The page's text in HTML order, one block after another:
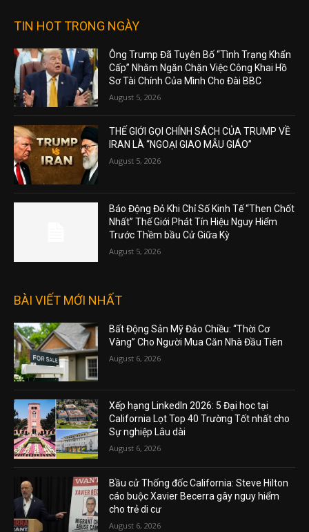
TIN HOT TRONG NGÀY
Ông Trump Đã Tuyên Bố “Tình Trạng Khẩn
Cấp” Nhằm Ngăn Chặn Việc Công Khai Hồ
Sơ Tài Chính Của Mình Cho Đài BBC
August 5, 2026
THẾ GIỚI GỌI CHÍNH SÁCH CỦA TRUMP VỀ
IRAN LÀ “NGOẠI GIAO MẪU GIÁO”
August 5, 2026
Báo Động Đỏ Khi Chỉ Số Kinh Tế “Then Chốt
Nhất” Thế Giới Phát Tín Hiệu Nguy Hiểm
Trước Thềm bầu Cử Giữa Kỳ
August 5, 2026
BÀI VIẾT MỚI NHẤT
Bất Động Sản Mỹ Đảo Chiều: “Thời Cơ
Vàng” Cho Người Mua Căn Nhà Đầu Tiên
August 6, 2026
Xếp hạng LinkedIn 2026: 5 Đại học tại
California Lọt Top 40 Trường Tốt nhất cho
Sự nghiệp Lâu dài
August 6, 2026
Bầu cử Thống đốc California: Steve Hilton
cáo buộc Xavier Becerra gây nguy hiểm
cho trẻ di cư
August 6, 2026